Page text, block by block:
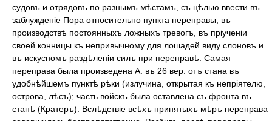
судовъ и отрядовъ по разнымъ мѣстамъ, съ цѣлью ввести въ
заблужденіе Пора относительно пункта переправы, въ
производствѣ постоянныхъ ложныхъ тревогъ, въ пріученіи
своей конницы къ непривычному для лошадей виду слоновъ и
въ искусномъ раздѣленіи силъ при переправѣ. Самая
переправа была произведена А. въ 26 вер. отъ стана въ
удобнѣйшемъ пунктѣ рѣки (излучина, открытая къ непріятелю,
острова, лѣсъ); часть войскъ была оставлена съ фронта въ
станѣ (Кратеръ). Вслѣдствіе всѣхъ принятыхъ мѣръ переправа